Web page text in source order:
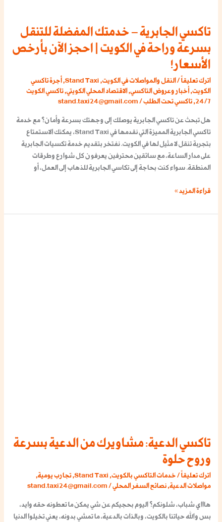
تاكسي الجابرية – خدمتك المفضلة للتنقل
بسرعة وراحة في الكويت | احجز الآن بأرخص
الأسعار!
اترك تعليقاً/النقل والمواصلات في الكويت,
Stand Taxi
,أجرة تاكسي
الكويت,أخبار وعروض التاكسي,الاقتصاد المحلي الكويتي,تاكسي الكويت
24/7
,تاكسي تحت الطلب/
stand.taxi24@gmail.com
هل تبحث عن تاكسي الجابرية يوصلك إلى وجهتك بسرعة وأمان؟ مع خدمة
تاكسي الجابرية المميزة التي نقدمها في Stand Taxi، يمكنك الاستمتاع
بتجربة تنقل لا مثيل لها في الكويت. نفتخر بتقديم خدمة تكسيات الجابرية
على مدار الساعة، مع سائقين محترفين يعرفون كل شوارع وطرقات
المنطقة. سواء كنت بحاجة إلى تكاسي الجابرية للذهاب إلى العمل، أو
|
احجز
الآن
بأرخص
الأسعار!
قراءة المزيد »
تاكسي الدعية: مشاويرك من الدعية بسرعة
وروح حلوة
اترك تعليقاً/خدمات التاكسي بالكويت,
Stand Taxi
,تجارب يومية,
مواصلات الدعية,نصائح السفر المحلي/
stand.taxi24@gmail.com
هاااي شباب، شلونكم؟ اليوم بحجيكم عن شي يمكن ما تعطونه حقه وايد،
بس والله حياتنا بالكويت، وبالذات بالدعية، ما تمشي بدونه، يعني تخيلوا الدنيا